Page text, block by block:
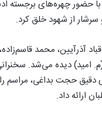
حضور چهره‌های برجسته
سرشار از شهود خلق کرد.
آذرآیین، محمد
دیده می‌شد.
حجت بداغی، مراسم را
ارائه داد.